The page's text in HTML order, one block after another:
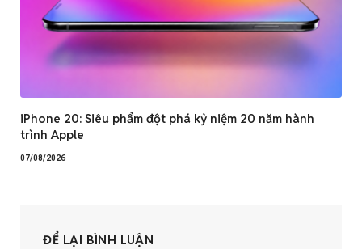
iPhone 20: Siêu phẩm đột phá kỷ niệm 20 năm hành
trình Apple
07/08/2026
ĐỂ LẠI BÌNH LUẬN